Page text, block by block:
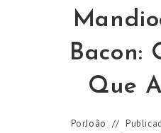
Bacon:
Que
PorJoão